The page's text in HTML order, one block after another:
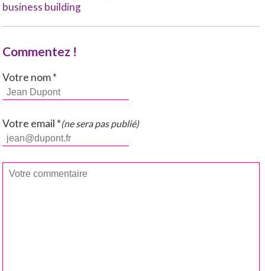
business building
Commentez !
Votre nom *
Votre email *(ne sera pas publié)